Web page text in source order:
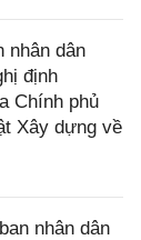
nhân dân
định
Chính phủ
Xây dựng về
nhân dân